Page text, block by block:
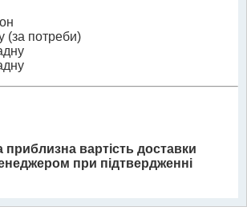
(за потреби)
вартість доставки
при підтвердженні